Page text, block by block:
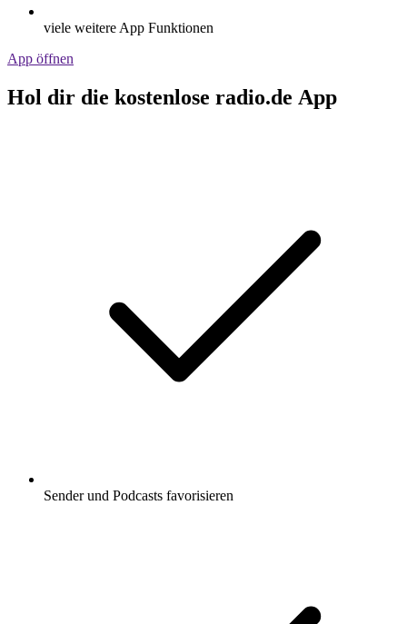
viele weitere App Funktionen
App öffnen
Hol dir die kostenlose radio.de App
Sender und Podcasts favorisieren